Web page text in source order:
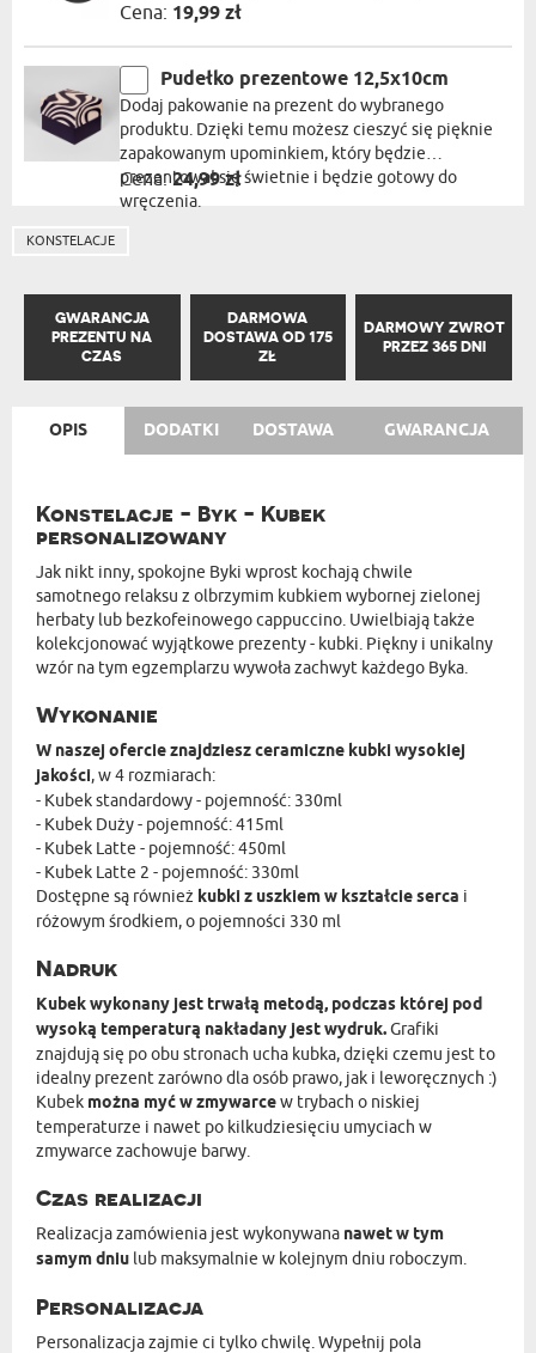
Cena: 19,99 zł
Pudełko prezentowe 12,5x10cm
Dodaj pakowanie na prezent do wybranego
produktu. Dzięki temu możesz cieszyć się pięknie
zapakowanym upominkiem, który będzie
prezentował się świetnie i będzie gotowy do
wręczenia.
Cena:24,99 zł
KONSTELACJE
GWARANCJA
PREZENTU NA
CZAS
DARMOWA
DOSTAWA OD 175
ZŁ
DARMOWY ZWROT
PRZEZ 365 DNI
OPIS DODATKI DOSTAWA GWARANCJA
Konstelacje - Byk - Kubek
personalizowany
Jak nikt inny, spokojne Byki wprost kochają chwile
samotnego relaksu z olbrzymim kubkiem wybornej zielonej
herbaty lub bezkofeinowego cappuccino. Uwielbiają także
kolekcjonować wyjątkowe prezenty - kubki. Piękny i unikalny
wzór na tym egzemplarzu wywoła zachwyt każdego Byka.
Wykonanie
W naszej ofercie znajdziesz ceramiczne kubki wysokiej
jakości, w 4 rozmiarach:
- Kubek standardowy - pojemność: 330ml
- Kubek Duży - pojemność: 415ml
- Kubek Latte - pojemność: 450ml
- Kubek Latte 2 - pojemność: 330ml
Dostępne są również kubki z uszkiem w kształcie serca i
różowym środkiem, o pojemności 330 ml
Nadruk
Kubek wykonany jest trwałą metodą, podczas której pod
wysoką temperaturą nakładany jest wydruk.Grafiki
znajdują się po obu stronach ucha kubka, dzięki czemu jest to
idealny prezent zarówno dla osób prawo, jak i leworęcznych :)
Kubek można myć w zmywarcew trybach o niskiej
temperaturze i nawet po kilkudziesięciu umyciach w
zmywarce zachowuje barwy.
Czas realizacji
Realizacja zamówienia jest wykonywana nawet w tym
samym dniu lub maksymalnie w kolejnym dniu roboczym.
Personalizacja
Personalizacja zajmie ci tylko chwilę. Wypełnij pola